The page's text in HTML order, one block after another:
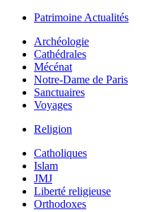
Patrimoine Actualités
Archéologie
Cathédrales
Mécénat
Notre-Dame de Paris
Sanctuaires
Voyages
Religion
Catholiques
Islam
JMJ
Liberté religieuse
Orthodoxes